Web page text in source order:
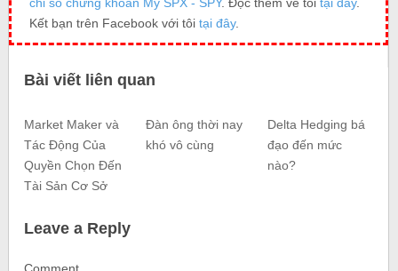
Kết bạn trên Facebook với tôi tại đây.
Bài viết liên quan
Market Maker và
Tác Động Của
Quyền Chọn Đến
Tài Sản Cơ Sở
Đàn ông thời nay
khó vô cùng
Delta Hedging bá
đạo đến mức
nào?
Leave a Reply